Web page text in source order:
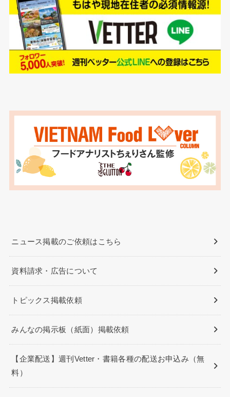
ニュース掲載のご依頼はこちら
資料請求・広告について
トピックス掲載依頼
みんなの掲示板（紙面）掲載依頼
【企業配送】週刊Vetter・書籍各種の配送お申込み（無
料）